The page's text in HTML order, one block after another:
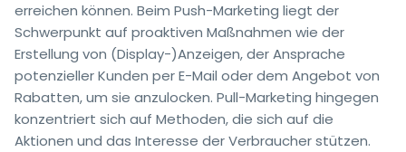
erreichen können. Beim Push-Marketing liegt der
Schwerpunkt auf proaktiven Maßnahmen wie der
Erstellung von (Display-)Anzeigen, der Ansprache
potenzieller Kunden per E-Mail oder dem Angebot von
Rabatten, um sie anzulocken. Pull-Marketing hingegen
konzentriert sich auf Methoden, die sich auf die
Aktionen und das Interesse der Verbraucher stützen.